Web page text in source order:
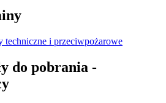
techniczne i przeciwpożarowe
do pobrania -